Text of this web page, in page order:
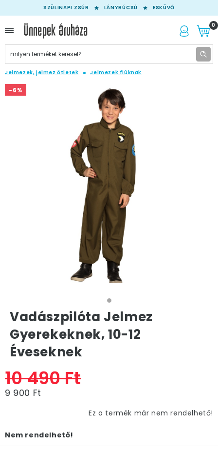
SZÜLINAPI ZSÚR LÁNYBÚCSÚ ESKÜVŐ
0
Jelmezek, jelmez ötletek Jelmezek fiúknak
-6%
Vadászpilóta Jelmez
Gyerekeknek, 10-12
Éveseknek
10 490 Ft
9 900 Ft
Ez a termék már nem rendelhető!
Nem rendelhető!